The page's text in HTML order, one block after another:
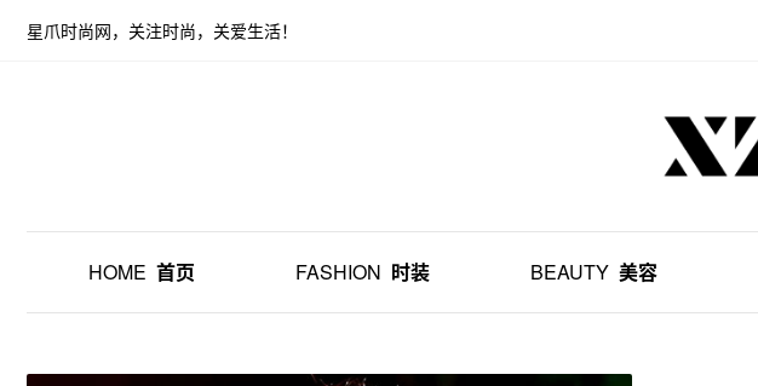
星爪时尚网，关注时尚，关爱生活！
HOME 首页 FASHION 时装 BEAUTY 美容